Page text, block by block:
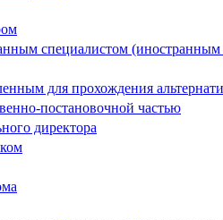
специалистом
для прохождения
постановочной частью
директора